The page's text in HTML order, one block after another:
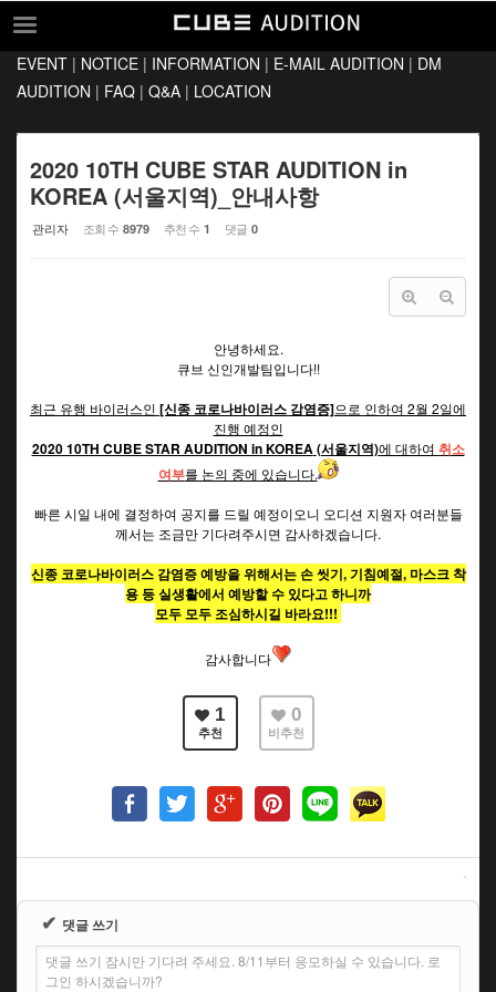
EVENT
INFORMATION
E-MAIL AUDITION
DM AUDITION
EVENT | NOTICE | INFORMATION | E-MAIL AUDITION | DM
AUDITION | FAQ | Q&A | LOCATION
2020 10TH CUBE STAR AUDITION in
KOREA (서울지역)_안내사항
관리자 조회 수 8979 추천 수 1 댓글 0
안녕하세요.
큐브 신인개발팀입니다!!
최근 유행 바이러스인 [신종 코로나바이러스 감염증]으로 인하여 2월 2일에
진행 예정인
2020 10TH CUBE STAR AUDITION in KOREA(서울지역)에 대하여 취소
여부를 논의 중에 있습니다.
빠른 시일 내에 결정하여 공지를 드릴 예정이오니 오디션 지원자 여러분들
께서는 조금만 기다려주시면 감사하겠습니다.
신종 코로나바이러스 감염증 예방을 위해서는 손 씻기, 기침예절, 마스크 착
용 등 실생활에서 예방할 수 있다고 하니까
모두 모두 조심하시길 바라요!!!
감사합니다
1
추천
0
비추천
✔ 댓글 쓰기
댓글 쓰기 잠시만 기다려 주세요. 8/11부터 응모하실 수 있습니다. 로
그인 하시겠습니까?